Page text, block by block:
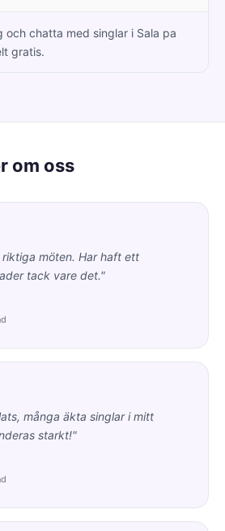
och chatta med singlar i Sala pa
gratis.
om oss
riktiga möten. Har haft ett
tack vare det."
många äkta singlar i mitt
starkt!"